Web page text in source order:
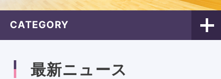
CATEGORY
最新ニュース